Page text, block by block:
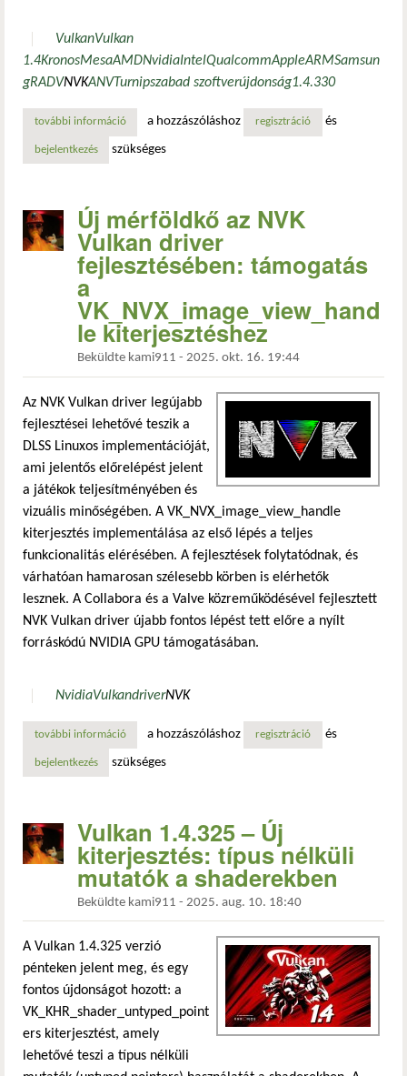
VulkanVulkan
1.4KronosMesaAMDNvidiaIntelQualcommAppleARMSamsun
gRADVNVKANVTurnipszabad szoftverújdonság1.4.330
további információmegjelent a vulkan 1.4.330 – öt új kiterjesztéssel és
a hozzászóláshoz regisztráció és
bejelentkezés szükséges
Új mérföldkő az NVK
Vulkan driver
fejlesztésében: támogatás
a
VK_NVX_image_view_hand
le kiterjesztéshez
Beküldte kami911 - 2025. okt. 16. 19:44
Az NVK Vulkan driver legújabb
fejlesztései lehetővé teszik a
DLSS Linuxos implementációját,
ami jelentős előrelépést jelent
a játékok teljesítményében és
vizuális minőségében. A VK_NVX_image_view_handle
kiterjesztés implementálása az első lépés a teljes
funkcionalitás elérésében. A fejlesztések folytatódnak, és
várhatóan hamarosan szélesebb körben is elérhetők
lesznek. A Collabora és a Valve közreműködésével fejlesztett
NVK Vulkan driver újabb fontos lépést tett előre a nyílt
forráskódú NVIDIA GPU támogatásában.
NvidiaVulkandriverNVK
további információúj mérföldkő az nvk vulkan driver fejlesztésében:
a hozzászóláshoz regisztráció és
bejelentkezés szükséges
Vulkan 1.4.325 – Új
kiterjesztés: típus nélküli
mutatók a shaderekben
Beküldte kami911 - 2025. aug. 10. 18:40
A Vulkan 1.4.325 verzió
pénteken jelent meg, és egy
fontos újdonságot hozott: a
VK_KHR_shader_untyped_point
ers kiterjesztést, amely
lehetővé teszi a típus nélküli